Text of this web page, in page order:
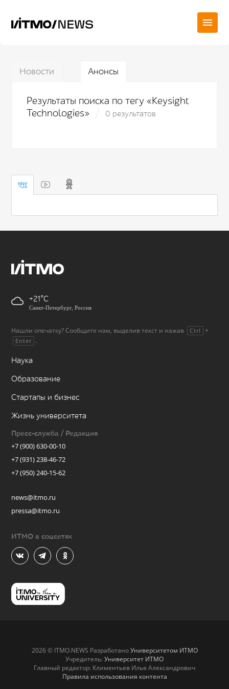
Новости Анонсы
Результаты поиска по тегу «Keysight
Technologies»
0 результатов
+21
Санкт-Петербург, Россия
Нашли опечатку? Сообщите нам, выделив текст и нажав Ctrl +
Enter .
Наука
Образование
Стартапы и бизнес
Жизнь университета
Пресс-служба / Редакция
+7 (900) 630-00-10
+7 (931) 238-46-72
+7 (950) 240-15-62
news@itmo.ru
pressa@itmo.ru
ИТМО в соцсетях
2026 © ITMO.NEWS РазработаноУниверситетом ИТМО
Учредитель: Университет ИТМО
Главный редактор: Климентьев Илья Александрович
Правила использования контента